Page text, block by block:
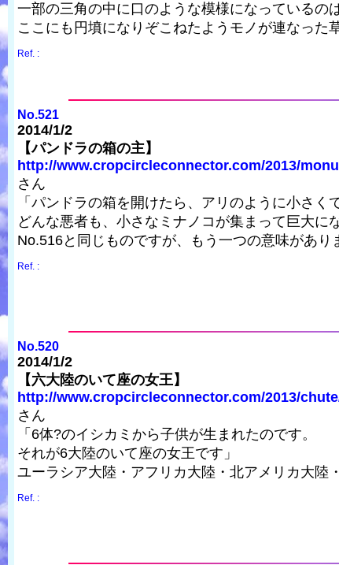
一部の三角の中に口のような模様になっているの
ここにも円墳になりぞこねたようモノが連なった
Ref. :
No.521
2014/1/2
【パンドラの箱の主】
http://www.cropcircleconnector.com/2013/
さん
「パンドラの箱を開けたら、アリのように小さく
どんな悪者も、小さなミナノコが集まって巨大に
No.516と同じものですが、もう一つの意味があり
Ref. :
No.520
2014/1/2
【六大陸のいて座の女王】
http://www.cropcircleconnector.com/2013/
さん
「6体?のイシカミから子供が生まれたのです。
それが6大陸のいて座の女王です」
ユーラシア大陸・アフリカ大陸・北アメリカ大陸
Ref. :